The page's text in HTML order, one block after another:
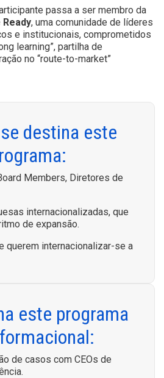
passa a ser membro da
Ready, uma comunidade de líderes
e institucionais, comprometidos
learning”, partilha de
no “route-to-market”
destina este
Members, Diretores de
internacionalizadas, que
de expansão.
querem internacionalizar-se a
este programa
de casos com CEOs de